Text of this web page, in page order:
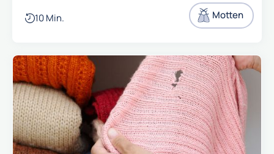
10 Min. Motten